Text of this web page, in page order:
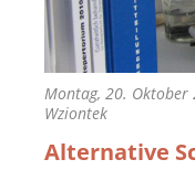
Montag, 20. Oktober
Wziontek
Alternative